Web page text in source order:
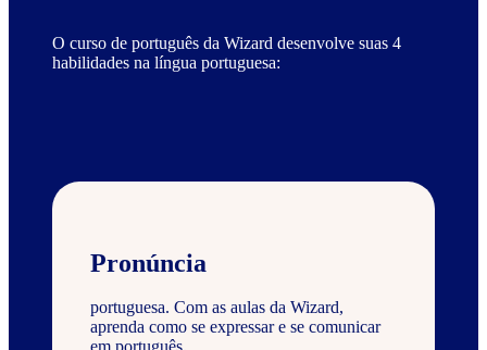
O curso de português da Wizard desenvolve suas 4
habilidades na língua portuguesa:
Pronúncia
portuguesa. Com as aulas da Wizard,
aprenda como se expressar e se comunicar
em português.